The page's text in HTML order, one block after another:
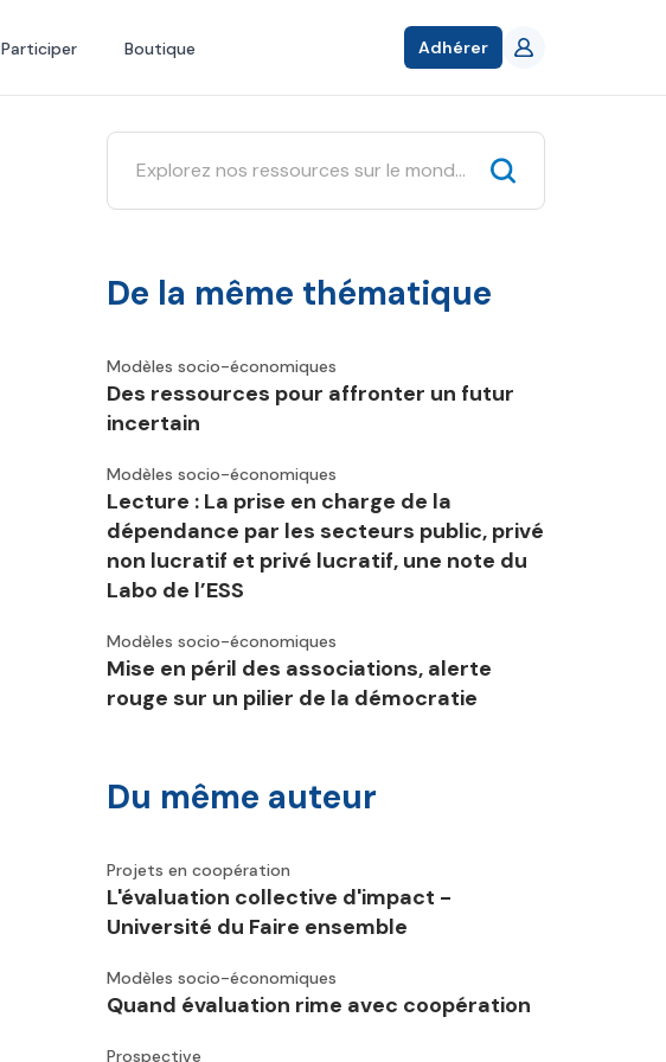
Participer Boutique Adhérer
De la même thématique
Modèles socio-économiques
Des ressources pour affronter un futur
incertain
Modèles socio-économiques
Lecture : La prise en charge de la
dépendance par les secteurs public, privé
non lucratif et privé lucratif, une note du
Labo de l’ESS
Modèles socio-économiques
Mise en péril des associations, alerte
rouge sur un pilier de la démocratie
Du même auteur
Projets en coopération
L'évaluation collective d'impact -
Université du Faire ensemble
Modèles socio-économiques
Quand évaluation rime avec coopération
Prospective